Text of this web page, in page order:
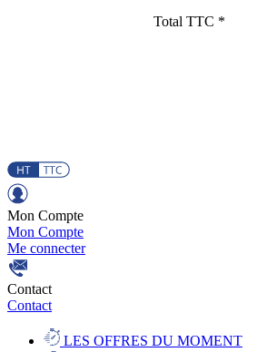
Total TTC *
Mon Compte
Mon Compte
Me connecter
Contact
Contact
LES OFFRES DU MOMENT